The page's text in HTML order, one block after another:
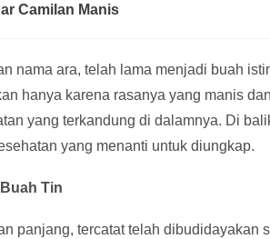
Camilan Manis
nama ara, telah lama menjadi buah
hanya karena rasanya yang manis
yang terkandung di dalamnya. Di
yang menanti untuk diungkap.
Tin
panjang, tercatat telah dibudidayakan